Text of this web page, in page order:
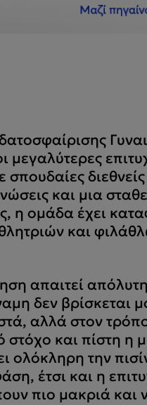
μεγαλύτερες
και μια
η ομάδα έχει
και
απαιτεί
δεν βρίσκεται
αλλά στον
στόχο και πίστη
ολόκληρη την
έτσι και η
πιο μακριά